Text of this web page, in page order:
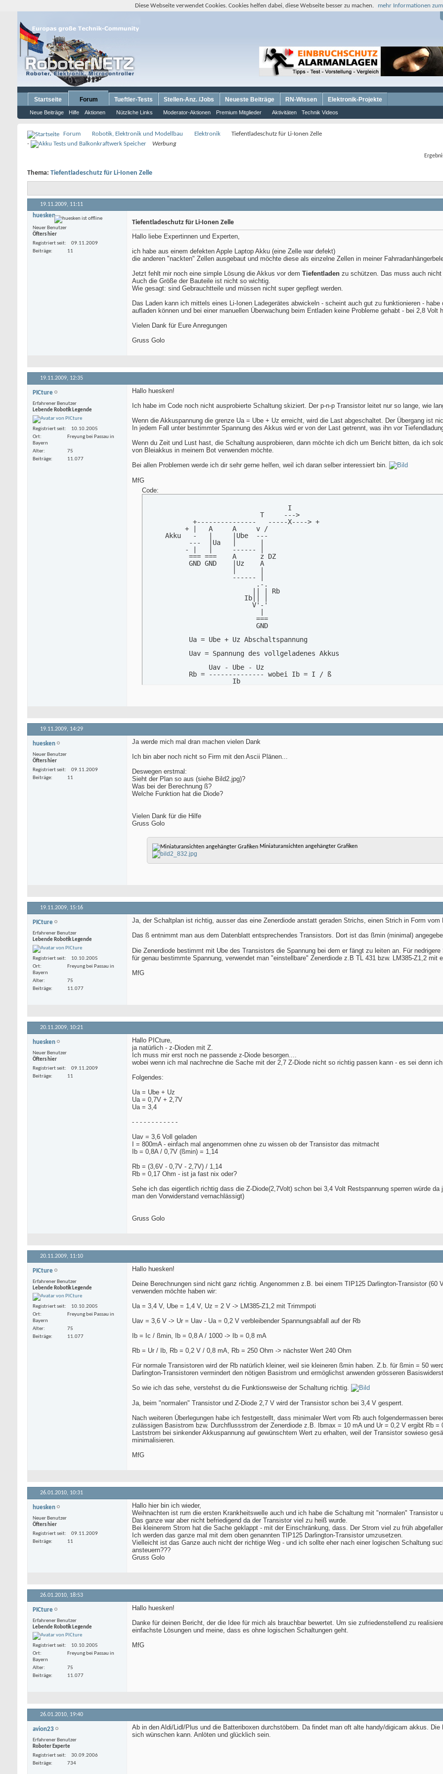
Startseite Forum
Neue Beiträge Hilfe Aktionen Nützliche Links Moderator-Aktionen Premium Mitglieder Aktivitäten Technik Videos
Tueftler-Tests Stellen-Anz. /Jobs Neueste Beiträge RN-Wissen Elektronik-Projekte
Forum Robotik, Elektronik und Modellbau Elektronik
Tiefentladeschutz für Li-Ionen Zelle
-
Werbung
Thema: Tiefentladeschutz für Li-Ionen Zelle
19.11.2009, 11:11
huesken
Neuer Benutzer
Öfters hier
Registriert seit
09.11.2009
Beiträge
11
Tiefentladeschutz für Li-Ionen Zelle
Hallo liebe Expertinnen und Experten,
ich habe aus einem defekten Apple Laptop Akku (eine Zelle war defekt)
die anderen "nackten" Zellen ausgebaut und möchte diese als einzelne Zellen in meiner
Jetzt fehlt mir noch eine simple Lösung die Akkus vor dem Tiefentladen zu schützen. Das muss auch
Auch die Größe der Bauteile ist nicht so wichtig.
Wie gesagt: sind Gebrauchtteile und müssen nicht super gepflegt werden.
Das Laden kann ich mittels eines Li-Ionen Ladegerätes abwickeln - scheint auch gut zu funktionieren -
aufladen können und bei einer manuellen Überwachung beim Entladen keine Probleme gehabt - bei 2,8 Volt
Vielen Dank für Eure Anregungen
Gruss Golo
19.11.2009, 12:35
PICture
Erfahrener Benutzer
Lebende Robotik Legende
Registriert seit
10.10.2005
Ort
Freyung bei Passau in
Bayern
Alter
75
Beiträge
11.077
Hallo huesken!
Ich habe im Code noch nicht ausprobierte Schaltung skiziert. Der p-n-p Transistor leitet nur so lange, wie
Wenn die Akkuspannung die grenze Ua = Ube + Uz erreicht, wird die Last abgeschaltet. Der Übergang ist
In jedem Fall unter bestimmter Spannung des Akkus wird er von der Last getrennt, was ihn vor
Wenn du Zeit und Lust hast, die Schaltung ausprobieren, dann möchte ich dich um Bericht bitten, da ich
von Bleiakkus in meinem Bot verwenden möchte.
Bei allen Problemen werde ich dir sehr gerne helfen, weil ich daran selber interessiert bin.
MfG
Code:
                                    I
                             T     --->
            +---------------   -----X----> +
          + |   A     A     v /
     Akku   -   |     |Ube  ---
           ---  |Ua   |      |
          - |   |     ------ |
           === ===    A      z DZ
           GND GND    |Uz    A
                      ------ |
                            .-.
                           || | Rb
                         Ib|| |
                           V'-'
                            ===
                            GND
           Ua = Ube + Uz Abschaltspannung
           Uav = Spannung des vollgeladenes Akkus
                Uav - Ube - Uz
           Rb = -------------- wobei Ib = I / ß
                      Ib
19.11.2009, 14:29
huesken
Neuer Benutzer
Öfters hier
Registriert seit
09.11.2009
Beiträge
11
Ja werde mich mal dran machen vielen Dank
Ich bin aber noch nicht so Firm mit den Ascii Plänen...
Deswegen erstmal:
Sieht der Plan so aus (siehe Bild2.jpg)?
Was bei der Berechnung ß?
Welche Funktion hat die Diode?
Vielen Dank für die Hilfe
Gruss Golo
Miniaturansichten angehängter Grafiken
19.11.2009, 15:16
PICture
Erfahrener Benutzer
Lebende Robotik Legende
Registriert seit
10.10.2005
Ort
Freyung bei Passau in
Bayern
Alter
75
Beiträge
11.077
Ja, der Schaltplan ist richtig, ausser das eine Zenerdiode anstatt geraden Strichs, einen Strich in Form vom
Das ß entnimmt man aus dem Datenblatt entsprechendes Transistors. Dort ist das ßmin (minimal)
Die Zenerdiode bestimmt mit Ube des Transistors die Spannung bei dem er fängt zu leiten an. Für
für genau bestimmte Spannung, verwendet man "einstellbare" Zenerdiode z.B TL 431 bzw. LM385-Z1,2 mit
MfG
20.11.2009, 10:21
huesken
Neuer Benutzer
Öfters hier
Registriert seit
09.11.2009
Beiträge
11
Hallo PICture,
ja natürlich - z-Dioden mit Z.
Ich muss mir erst noch ne passende z-Diode besorgen....
wobei wenn ich mal nachrechne die Sache mit der 2,7 Z-Diode nicht so richtig passen kann - es sei denn
Folgendes:
Ua = Ube + Uz
Ua = 0,7V + 2,7V
Ua = 3,4
- - - - - - - - - - - -
Uav = 3,6 Voll geladen
I = 800mA - einfach mal angenommen ohne zu wissen ob der Transistor das mitmacht
Ib = 0,8A / 0,7V (ßmin) = 1,14
Rb = (3,6V - 0,7V - 2,7V) / 1,14
Rb = 0,17 Ohm - ist ja fast nix oder?
Sehe ich das eigentlich richtig dass die Z-Diode(2,7Volt) schon bei 3,4 Volt Restspannung sperren würde
man den Vorwiderstand vernachlässigt)
Gruss Golo
20.11.2009, 11:10
PICture
Erfahrener Benutzer
Lebende Robotik Legende
Registriert seit
10.10.2005
Ort
Freyung bei Passau in
Bayern
Alter
75
Beiträge
11.077
Hallo huesken!
Deine Berechnungen sind nicht ganz richtig. Angenommen z.B. bei einem TIP125 Darlington-Transistor
verwenden möchte haben wir:
Ua = 3,4 V, Ube = 1,4 V, Uz = 2 V -> LM385-Z1,2 mit Trimmpoti
Uav = 3,6 V -> Ur = Uav - Ua = 0,2 V verbleibender Spannungsabfall auf der Rb
Ib = Ic / ßmin, Ib = 0,8 A / 1000 -> Ib = 0,8 mA
Rb = Ur / Ib, Rb = 0,2 V / 0,8 mA, Rb = 250 Ohm -> nächster Wert 240 Ohm
Für normale Transistoren wird der Rb natürlich kleiner, weil sie kleineren ßmin haben. Z.b. für ßmin = 50
Darlington-Transistoren vermindert den nötigen Basistrom und ermöglichst anwenden grösseren
So wie ich das sehe, verstehst du die Funktionsweise der Schaltung richtig.
Ja, beim "normalen" Transistor und Z-Diode 2,7 V wird der Transistor schon bei 3,4 V gesperrt.
Nach weiteren Überlegungen habe ich festgestellt, dass minimaler Wert vom Rb auch folgendermassen
zulässigen Basistrom bzw. Durchflussstrom der Zenerdiode z.B. Ibmax = 10 mA und Ur = 0,2 V ergibt Rb
Laststrom bei sinkender Akkuspannung auf gewünschtem Wert zu erhalten, weil der Transistor sowieso
minimalisieren.
MfG
26.01.2010, 10:31
huesken
Neuer Benutzer
Öfters hier
Registriert seit
09.11.2009
Beiträge
11
Hallo hier bin ich wieder,
Weihnachten ist rum die ersten Krankheitswelle auch und ich habe die Schaltung mit "normalen" Transistor
Das ganze war aber nicht befriedigend da der Transistor viel zu heiß wurde.
Bei kleinerem Strom hat die Sache geklappt - mit der Einschränkung, dass. Der Strom viel zu früh
Ich werden das ganze mal mit dem oben genannten TIP125 Darlington-Transistor umzusetzen.
Vielleicht ist das Ganze auch nicht der richtige Weg - und ich sollte eher nach einer logischen Schaltung
ansteuern???
Gruss Golo
26.01.2010, 18:53
PICture
Erfahrener Benutzer
Lebende Robotik Legende
Registriert seit
10.10.2005
Ort
Freyung bei Passau in
Bayern
Alter
75
Beiträge
11.077
Hallo huesken!
Danke für deinen Bericht, der die Idee für mich als brauchbar bewertet. Um sie zufriedenstellend zu
einfachste Lösungen und meine, dass es ohne logischen Schaltungen geht.
MfG
26.01.2010, 19:40
avion23
Erfahrener Benutzer
Roboter Experte
Registriert seit
30.09.2006
Beiträge
734
Ab in den Aldi/Lidl/Plus und die Batteriboxen durchstöbern. Da findet man oft alte handy/digicam akkus.
sich wünschen kann. Anlöten und glücklich sein.
Diese Webseite verwendet Cookies. Cookies helfen dabei, diese Webseite besser zu machen. mehr Informationen